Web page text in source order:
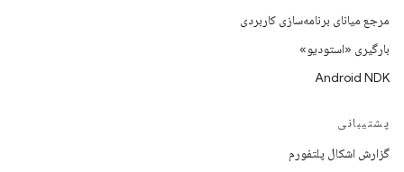
مرجع میانای برنامه‌سازی کاربردی
بارگیری «استودیو»
Android NDK
پشتیبانی
گزارش اشکال پلتفورم